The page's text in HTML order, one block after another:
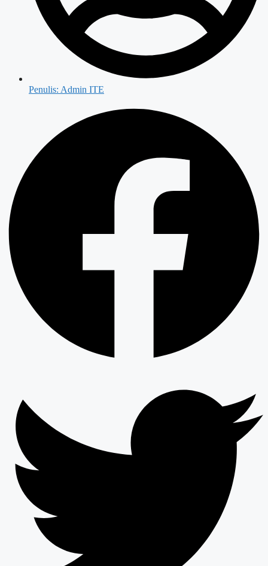
Penulis: Admin ITE